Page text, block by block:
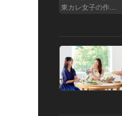
東カレ女子の作り方